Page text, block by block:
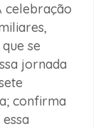
celebração
se
jornada
confirma